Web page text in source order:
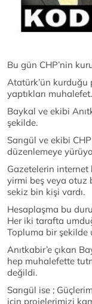
Bu gün CHP’nin
Atatürk’ün kurduğu
yaptıkları muhalefet.
Baykal ve ekibi
şekilde.
Sarıgül ve ekibi
düzenlemeye
Gazetelerin internet
yirmi beş veya otuz
sekiz bin kişi vardı.
Hesaplaşma bu
Her iki tarafta
Topluma bir şekilde
Anıtkabir’e çıkan
hep muhalefette
değildi.
Sarıgül ise ;
için projelerimizi